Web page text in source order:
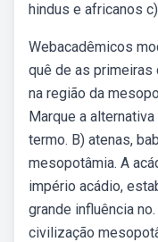
hindus e africanos
Webacadêmicos
quê de as primeiras
na região da
Marque a
termo. B) atenas,
mesopotâmia. A
império acádio,
grande influência
civilização